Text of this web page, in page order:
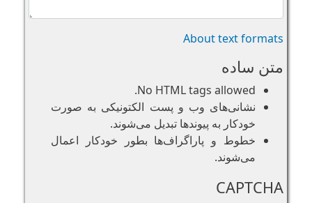
About text formats
متن ساده
No HTML tags allowed.
نشانی‌های وب و پست الکتونیکی به صورت
خودکار به پیوند‌ها تبدیل می‌شوند.
خطوط و پاراگراف‌ها بطور خودکار اعمال
می‌شوند.
CAPTCHA